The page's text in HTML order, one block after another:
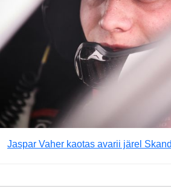
Jaspar Vaher kaotas avarii järel